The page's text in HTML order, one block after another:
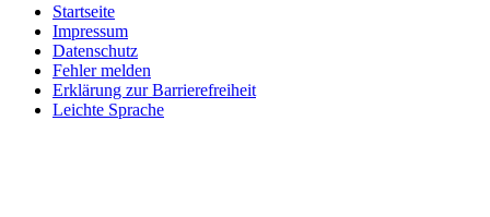
Startseite
Impressum
Datenschutz
Fehler melden
Erklärung zur Barrierefreiheit
Leichte Sprache